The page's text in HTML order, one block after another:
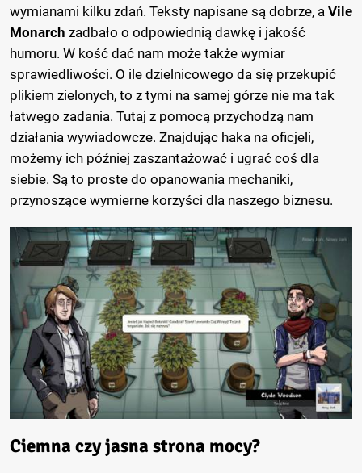
wymianami kilku zdań. Teksty napisane są dobrze, a Vile
Monarch zadbało o odpowiednią dawkę i jakość
humoru. W kość dać nam może także wymiar
sprawiedliwości. O ile dzielnicowego da się przekupić
plikiem zielonych, to z tymi na samej górze nie ma tak
łatwego zadania. Tutaj z pomocą przychodzą nam
działania wywiadowcze. Znajdując haka na oficjeli,
możemy ich później zaszantażować i ugrać coś dla
siebie. Są to proste do opanowania mechaniki,
przynoszące wymierne korzyści dla naszego biznesu.
Ciemna czy jasna strona mocy?